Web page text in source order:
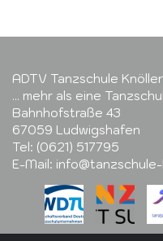
ADTV Tanzschule Knöller
... mehr als eine
Bahnhofstraße 43
67059 Ludwigshafen
Tel: (0621) 517795
E-Mail: